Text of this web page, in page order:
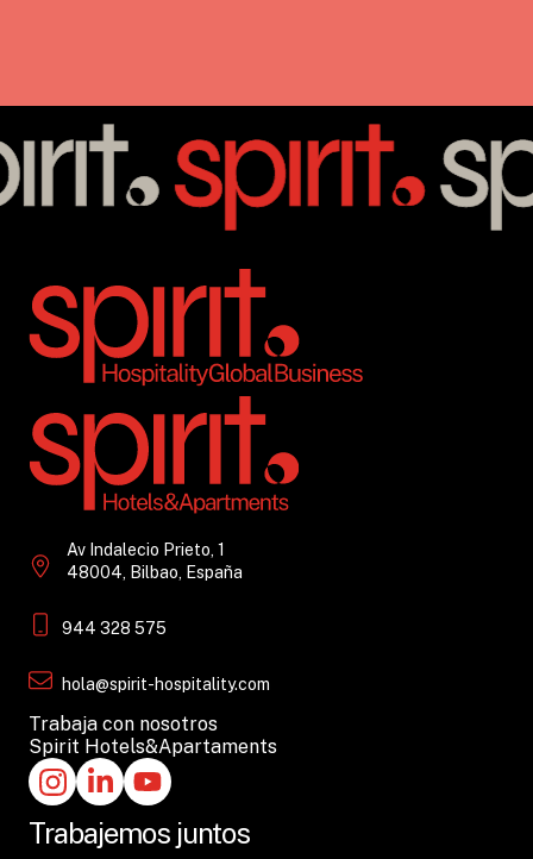
Av Indalecio Prieto, 1
48004, Bilbao, España
944 328 575
hola@spirit-hospitality.com
Trabaja con nosotros
Spirit Hotels&Apartaments
Trabajemos juntos